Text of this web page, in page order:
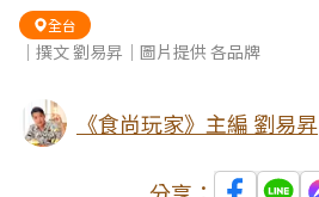
全台
｜撰文 劉易昇｜圖片提供 各品牌
《食尚玩家》主編 劉易昇